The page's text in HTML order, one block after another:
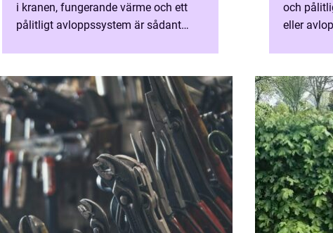
i kranen, fungerande värme och ett
pålitligt avloppssystem är sådant
och
eller